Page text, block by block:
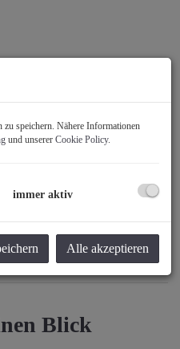
Blick
speichern. Nähere Informationen
und unserer Cookie Policy.
immer aktiv
Alle akzeptieren